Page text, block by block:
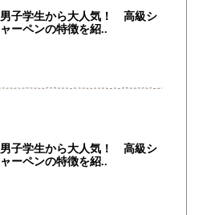
男子学生から大人気！ 高級シ
ャーペンの特徴を紹..
男子学生から大人気！ 高級シ
ャーペンの特徴を紹..